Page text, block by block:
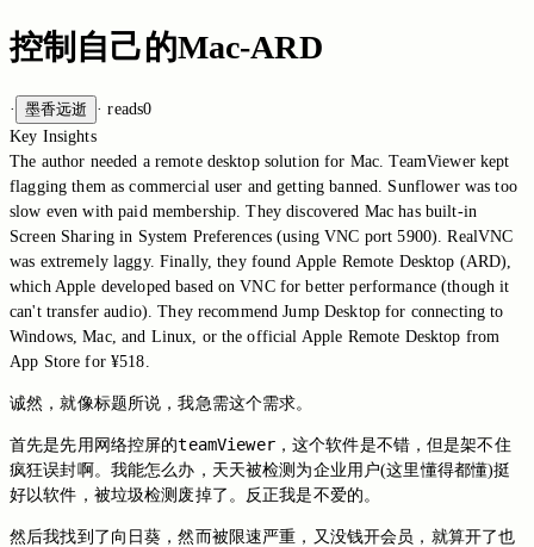
控制自己的Mac-ARD
· 墨香远逝 · reads0
Key Insights
The author needed a remote desktop solution for Mac. TeamViewer kept
flagging them as commercial user and getting banned. Sunflower was too
slow even with paid membership. They discovered Mac has built-in
Screen Sharing in System Preferences (using VNC port 5900). RealVNC
was extremely laggy. Finally, they found Apple Remote Desktop (ARD),
which Apple developed based on VNC for better performance (though it
can't transfer audio). They recommend Jump Desktop for connecting to
Windows, Mac, and Linux, or the official Apple Remote Desktop from
App Store for ¥518.
诚然，就像标题所说，我急需这个需求。
首先是先用网络控屏的teamViewer，这个软件是不错，但是架不住
疯狂误封啊。我能怎么办，天天被检测为企业用户(这里懂得都懂)挺
好以软件，被垃圾检测废掉了。反正我是不爱的。
然后我找到了 向日葵 ，然而被限速严重，又没钱开会员，就算开了也